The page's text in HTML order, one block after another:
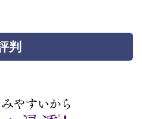
判